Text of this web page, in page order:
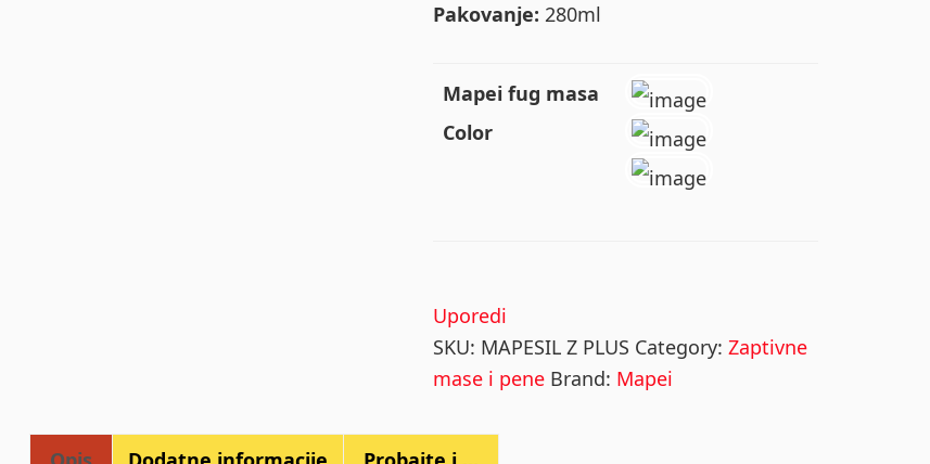
Pakovanje: 280ml
Mapei fug masa
Color
Uporedi
SKU: MAPESIL Z PLUS Category:Zaptivne
mase i pene Brand: Mapei